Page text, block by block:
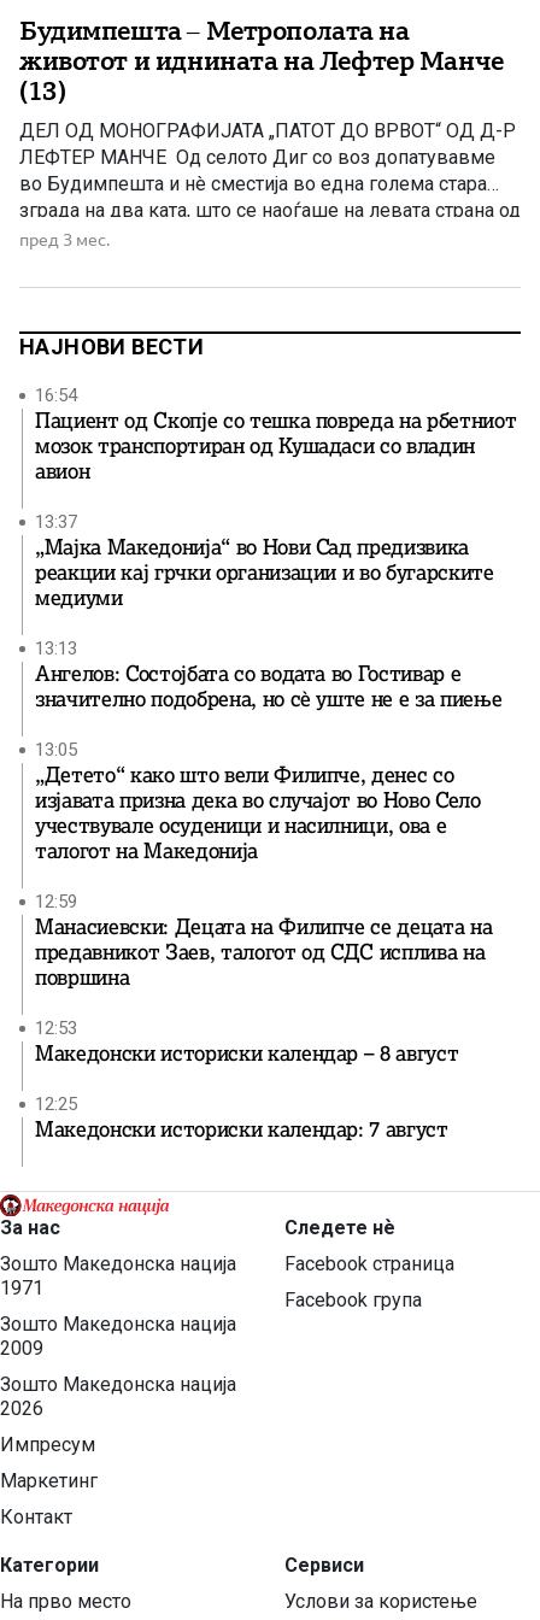
Будимпешта – Метрополата на
животот и иднината на Лефтер Манче
(13)
ДЕЛ ОД МОНОГРАФИЈАТА „ПАТОТ ДО ВРВОТ“ OД Д-Р
ЛЕФТЕР МАНЧЕ Од селото Диг со воз допатувавме
во Будимпешта и нè сместија во една голема стара
зграда на два ката, што се наоѓаше на левата страна од
реката Дунав. Тука бевме сместени над двeсте деца,
Македонија. Во големите […]
пред 3 мес.
НАЈНОВИ ВЕСТИ
16:54
Пациент од Скопје со тешка повреда на рбетниот
мозок транспортиран од Кушадаси со владин
авион
13:37
„Мајка Македонија“ во Нови Сад предизвика
реакции кај грчки организации и во бугарските
медиуми
13:13
Ангелов: Состојбата со водата во Гостивар е
значително подобрена, но сè уште не е за пиење
13:05
„Детето“ како што вели Филипче, денес со
изјавата призна дека во случајот во Ново Село
учествувале осуденици и насилници, ова е
талогот на Македонија
12:59
Манасиевски: Децата на Филипче се децата на
предавникот Заев, талогот од СДС исплива на
површина
12:53
Македонски историски календар – 8 август
12:25
Македонски историски календар: 7 август
За нас
Зошто Македонска нација
1971
Зошто Македонска нација
2009
Зошто Македонска нација
2026
Импресум
Маркетинг
Контакт
Категории
На прво место
Следете нѐ
Facebook страница
Facebook група
Сервиси
Услови за користење